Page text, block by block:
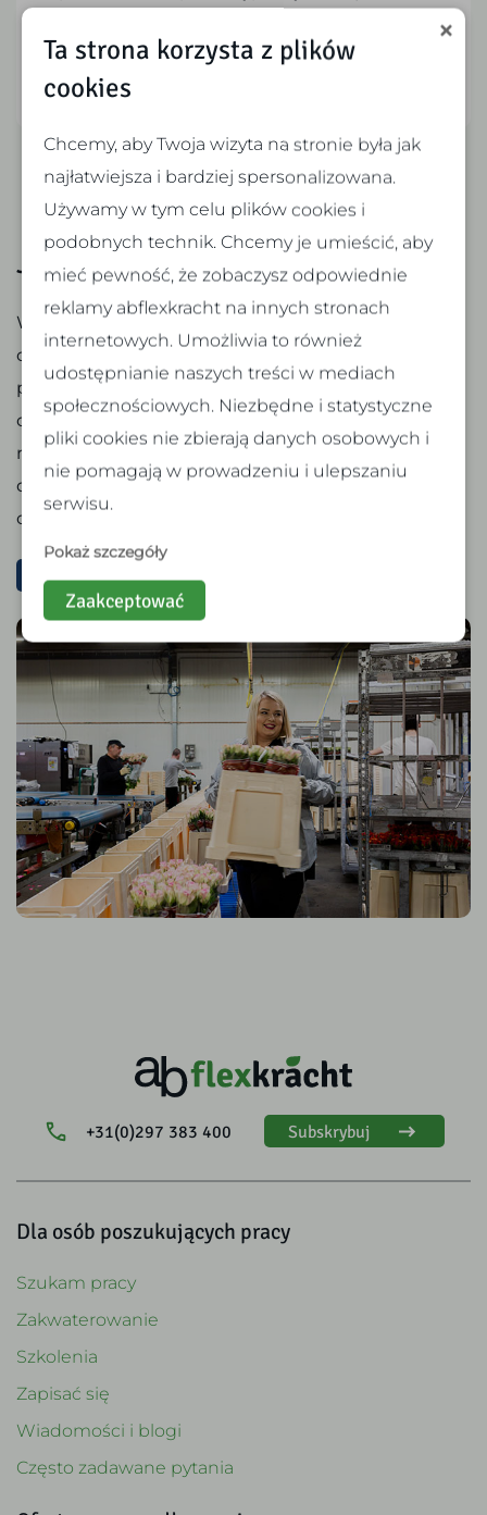
np. o szkolenia z zakresu BHP (VCA) lub
certyfikat na wózek widłowy.
Jesteś kimś ważnym!
W agencji ABflexkracht inwestujemy w Twój rozwój
osobisty i zawodowy. Nasze kursy mają na celu
pomóc Ci odnieść sukces zawodowy i rozwinąć
cenne umiejętności, które można zastosować w
różnych dziedzinach pracy. Zrób kolejny krok na
drodze do rozwoju swojej kariery dzięki naszej
ofercie szkoleń!
Skontaktuj się z nami
+31(0)297 383 400 Subskrybuj
Dla osób poszukujących pracy
Szukam pracy
Zakwaterowanie
Szkolenia
Zapisać się
Wiadomości i blogi
Często zadawane pytania
Ta strona korzysta z plików
cookies
Chcemy, aby Twoja wizyta na stronie była jak
najłatwiejsza i bardziej spersonalizowana.
Używamy w tym celu plików cookies i
podobnych technik. Chcemy je umieścić, aby
mieć pewność, że zobaczysz odpowiednie
reklamy abflexkracht na innych stronach
internetowych. Umożliwia to również
udostępnianie naszych treści w mediach
społecznościowych. Niezbędne i statystyczne
pliki cookies nie zbierają danych osobowych i
nie pomagają w prowadzeniu i ulepszaniu
serwisu.
Pokaż szczegóły
Zaakceptować